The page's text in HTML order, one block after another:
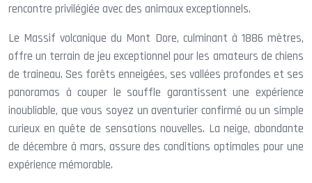
rencontre privilégiée avec des animaux exceptionnels.
Le Massif volcanique du Mont Dore, culminant à 1886 mètres,
offre un terrain de jeu exceptionnel pour les amateurs de chiens
de traineau. Ses forêts enneigées, ses vallées profondes et ses
panoramas à couper le souffle garantissent une expérience
inoubliable, que vous soyez un aventurier confirmé ou un simple
curieux en quête de sensations nouvelles. La neige, abondante
de décembre à mars, assure des conditions optimales pour une
expérience mémorable.